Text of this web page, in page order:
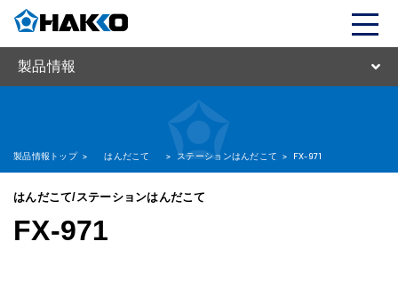
製品情報
製品情報トップ > はんだこて > ステーションはんだこて > FX-971
はんだこて/ステーションはんだこて
FX-971